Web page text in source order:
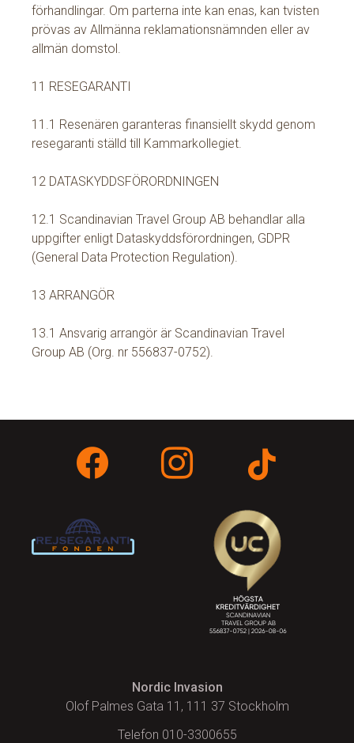
förhandlingar. Om parterna inte kan enas, kan tvisten
prövas av Allmänna reklamationsnämnden eller av
allmän domstol.
11 RESEGARANTI
11.1 Resenären garanteras finansiellt skydd genom
resegaranti ställd till Kammarkollegiet.
12 DATASKYDDSFÖRORDNINGEN
12.1 Scandinavian Travel Group AB behandlar alla
uppgifter enligt Dataskyddsförordningen, GDPR
(General Data Protection Regulation).
13 ARRANGÖR
13.1 Ansvarig arrangör är Scandinavian Travel
Group AB (Org. nr 556837-0752).
Nordic Invasion
Olof Palmes Gata 11, 111 37 Stockholm
Telefon 010-3300655